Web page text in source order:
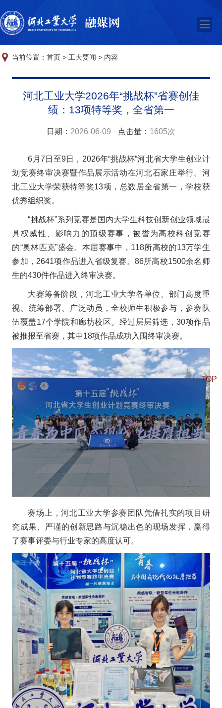
当前位置：首页 > 工大要闻 > 内容
河北工业大学2026年“挑战杯”省赛创佳
绩：13项特等奖，全省第一
日期： 2026-06-09 点击量： 1605次
6月7日至9日，2026年“挑战杯”河北省大学生创业计
划竞赛终审决赛暨作品展示活动在河北石家庄举行。河
北工业大学荣获特等奖13项，总数居全省第一，学校获
优秀组织奖。
“挑战杯”系列竞赛是国内大学生科技创新创业领域最
具权威性、影响力的顶级赛事，被誉为高校科创竞赛
的“奥林匹克”盛会。本届赛事中， 118所高校的13万学生
参加，2641项作品进入省级复赛。86所高校1500余名师
生的430件作品进入终审决赛。
大赛筹备阶段，河北工业大学各单位、部门高度重
视、统筹部署、广泛动员，全校师生积极参与，参赛队
伍覆盖17个学院和廊坊校区。经过层层筛选，30项作品
被推报至省赛，其中18项作品成功入围终审决赛。
赛场上，河北工业大学参赛团队凭借扎实的项目研
究成果、严谨的创新思路与沉稳出色的现场发挥，赢得
了赛事评委与行业专家的高度认可。
TOP